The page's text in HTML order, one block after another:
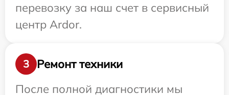
перевозку за наш счет в сервисный
центр Ardor.
3
Ремонт техники
После полной диагностики мы